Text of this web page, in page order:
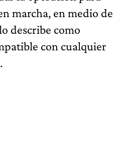
marcha, en medio de
describe como
con cualquier